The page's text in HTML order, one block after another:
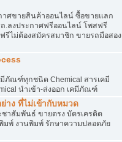
าศขายสินค้าออนไลน์ ซื้อขายแลก
.ลงประกาศฟรีออนไลน์ โพสฟรี
ไม่ต้องสมัครสมาชิก ขายรถมือสอง
มีภัณฑ์ทุกชนิด Chemical สารเคมี
นำเข้า-ส่งออก เคมีภัณฑ์
าง ที่ไม่เข้ากับหมวด
าสัมพันธ์ ขายตรง บัตรเครดิต
พ์ งานพิมพ์ รักษาความปลอดภัย